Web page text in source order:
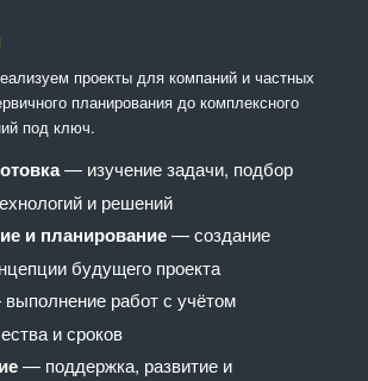
проекты для компаний и частных
планирования до комплексного
под ключ.
— изучение задачи, подбор
и решений
и планирование— создание
будущего проекта
работ с учётом
и сроков
— поддержка, развитие и